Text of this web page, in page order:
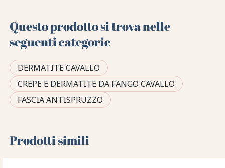
Questo prodotto si trova nelle
seguenti categorie
DERMATITE CAVALLO
CREPE E DERMATITE DA FANGO CAVALLO
FASCIA ANTISPRUZZO
Prodotti simili